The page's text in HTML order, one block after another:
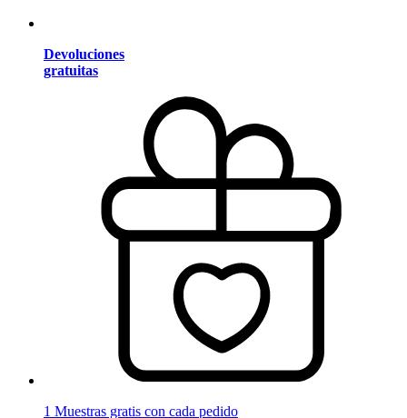
Devoluciones
gratuitas
1 Muestras gratis con cada pedido